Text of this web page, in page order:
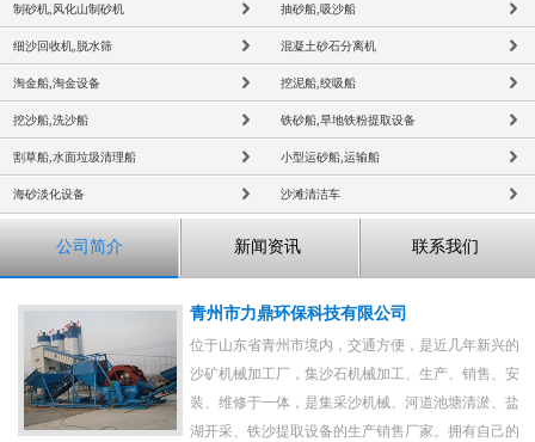
制砂机,风化山制砂机 抽砂船,吸沙船
细沙回收机,脱水筛 混凝土砂石分离机
淘金船,淘金设备 挖泥船,绞吸船
挖沙船,洗沙船 铁砂船,旱地铁粉提取设备
割草船,水面垃圾清理船 小型运砂船,运输船
海砂淡化设备 沙滩清洁车
公司简介 新闻资讯 联系我们
青州市力鼎环保科技有限公司
位于山东省青州市境内，交通方便，是近几年新兴的
沙矿机械加工厂，集沙石机械加工、生产、销售、安
装、维修于一体，是集采沙机械、河道池塘清淤、盐
湖开采、铁沙提取设备的生产销售厂家。拥有自己的